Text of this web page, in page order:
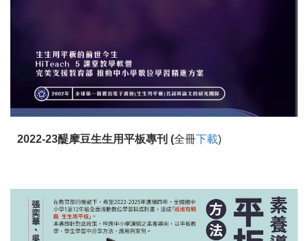
2022-23醍摩豆生生用平板專刊 (全冊下載)